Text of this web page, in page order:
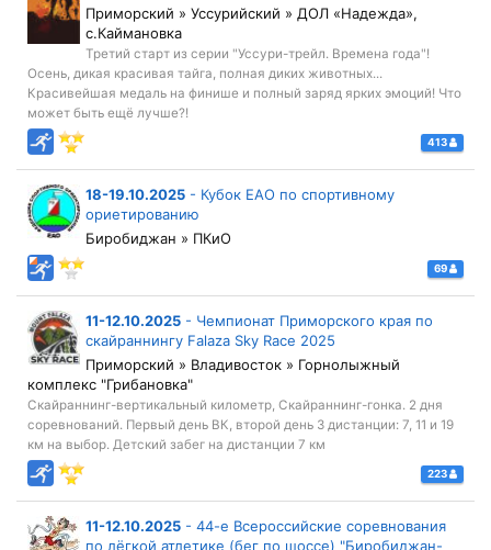
Приморский » Уссурийский » ДОЛ «Надежда»,
с.Каймановка
Третий старт из серии "Уссури-трейл. Времена года"!
Осень, дикая красивая тайга, полная диких животных...
Красивейшая медаль на финише и полный заряд ярких эмоций! Что
может быть ещё лучше?!
413
18-19.10.2025 - Кубок ЕАО по спортивному
ориетированию
Биробиджан » ПКиО
69
11-12.10.2025 - Чемпионат Приморского края по
скайраннингу Falaza Sky Race 2025
Приморский » Владивосток » Горнолыжный
комплекс "Грибановка"
Скайраннинг-вертикальный километр, Скайраннинг-гонка. 2 дня
соревнований. Первый день ВК, второй день 3 дистанции: 7, 11 и 19
км на выбор. Детский забег на дистанции 7 км
223
11-12.10.2025 - 44-е Всероссийские соревнования
по лёгкой атлетике (бег по шоссе) "Биробиджан-